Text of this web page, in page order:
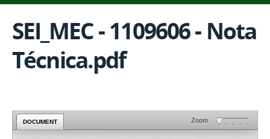
SEI_MEC - 1109606 - Nota
Técnica.pdf
DOCUMENT Zoom